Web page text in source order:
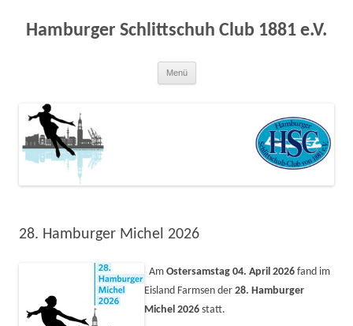
springen
Hamburger Schlittschuh Club 1881 e.V.
Menü
28. Hamburger Michel 2026
Am Ostersamstag 04. April 2026 fand im
Eisland Farmsen der 28. Hamburger
Michel 2026 statt.